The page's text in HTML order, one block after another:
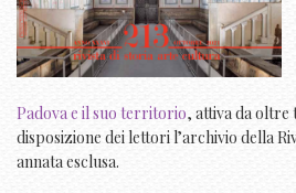
Padova e il suo territorio, attiva da oltre
disposizione dei lettori l’archivio della
annata esclusa.